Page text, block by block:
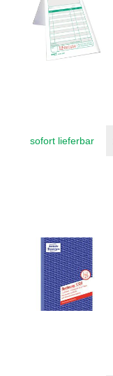
sofort lieferbar